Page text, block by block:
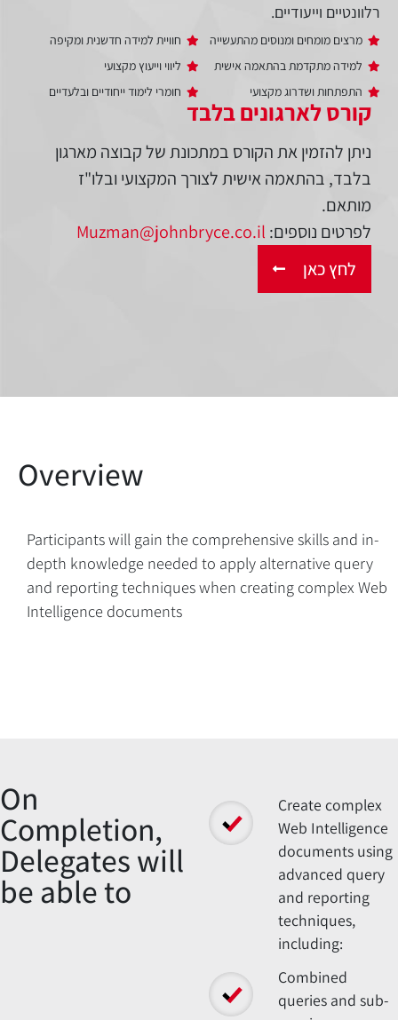
קורס לארגונים בלבד
ניתן להזמין את הקורס במתכונת של קבוצה מארגון
בלבד, בהתאמה אישית לצורך המקצועי ובלו"ז
מותאם.
לפרטים נוספים: Muzman@johnbryce.co.il
לחץ כאן
רלוונטיים וייעודיים.
מרצים מומחים ומנוסים מהתעשייה
למידה מתקדמת בהתאמה אישית
התפתחות ושדרוג מקצועי
חוויית למידה חדשנית ומקיפה
ליווי וייעוץ מקצועי
חומרי לימוד ייחודיים ובלעדיים
Overview
Participants will gain the comprehensive skills and in-
depth knowledge needed to apply alternative query
and reporting techniques when creating complex Web
Intelligence documents